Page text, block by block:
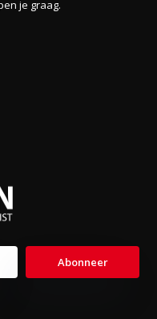
je graag.
Abonneer